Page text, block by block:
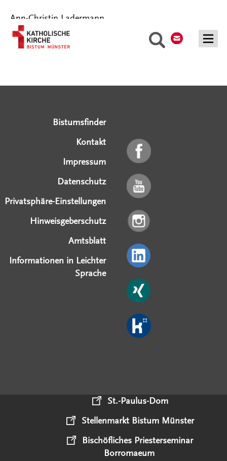
Suche
Ann-Christin Ladermann
Bistumsfinder
Kontakt
Impressum
Datenschutz
Privatsphäre-Einstellungen
Hinweisgeberschutz
Amtsblatt
Informationen in Leichter
Sprache
St.-Paulus-Dom
Stellenmarkt Bistum Münster
Bischöfliches Priesterseminar
Borromaeum